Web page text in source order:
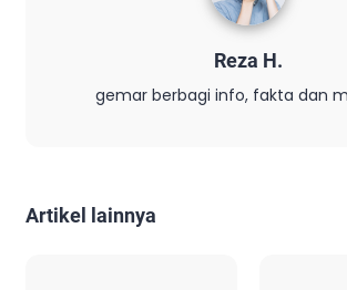
Reza H.
gemar berbagi info, fakta dan
Artikel lainnya